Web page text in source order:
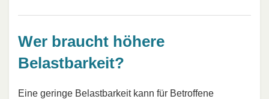
Wer braucht höhere
Belastbarkeit?
Eine geringe Belastbarkeit kann für Betroffene